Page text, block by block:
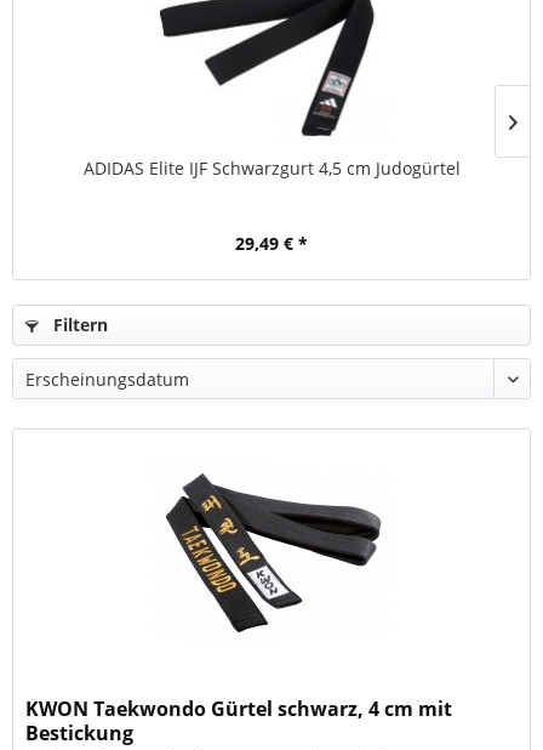
ADIDAS Elite IJF Schwarzgurt 4,5 cm Judogürtel
29,49 € *
Filtern
KWON Taekwondo Gürtel schwarz, 4 cm mit
Bestickung